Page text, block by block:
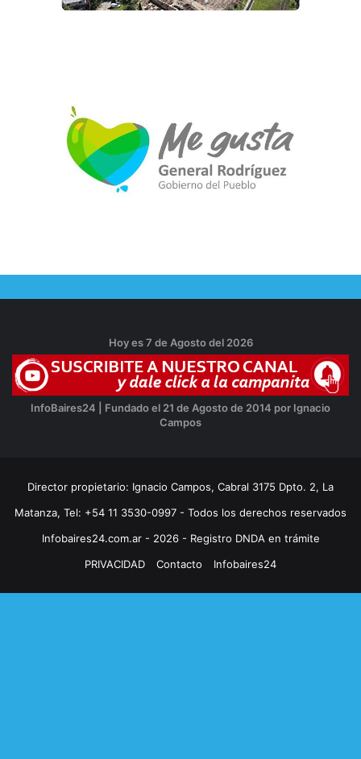
Hoy es 7 de Agosto del 2026
InfoBaires24 | Fundado el 21 de Agosto de 2014 por Ignacio
Campos
Director propietario: Ignacio Campos, Cabral 3175 Dpto. 2, La
Matanza, Tel: +54 11 3530-0997 - Todos los derechos reservados
Infobaires24.com.ar - 2026 - Registro DNDA en trámite
PRIVACIDAD
Contacto Infobaires24